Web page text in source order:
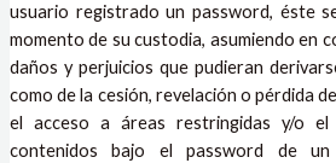
usuario registrado un password, éste
momento de su custodia, asumiendo en
daños y perjuicios que pudieran
como de la cesión, revelación o pérdida
el acceso a áreas restringidas y/o
contenidos bajo el password de